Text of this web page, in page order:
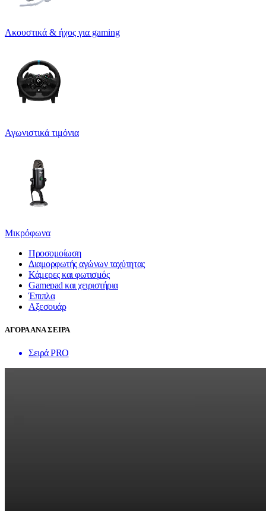
Ακουστικά & ήχος για gaming
Αγωνιστικά τιμόνια
Μικρόφωνα
Προσομοίωση
Διαμορφωτής αγώνων ταχύτητας
Κάμερες και φωτισμός
Gamepad και χειριστήρια
Έπιπλα
Αξεσουάρ
ΑΓΟΡΑ ΑΝΑ ΣΕΙΡΑ
Σειρά PRO